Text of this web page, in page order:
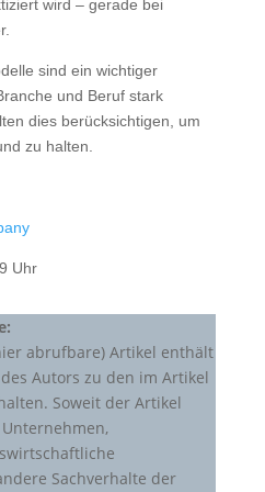
wird – gerade bei
sind ein wichtiger
und Beruf stark
dies berücksichtigen, um
zu halten.
Uhr
abrufbare) Artikel enthält
Autors zu den im Artikel
Soweit der Artikel
Sachverhalte der